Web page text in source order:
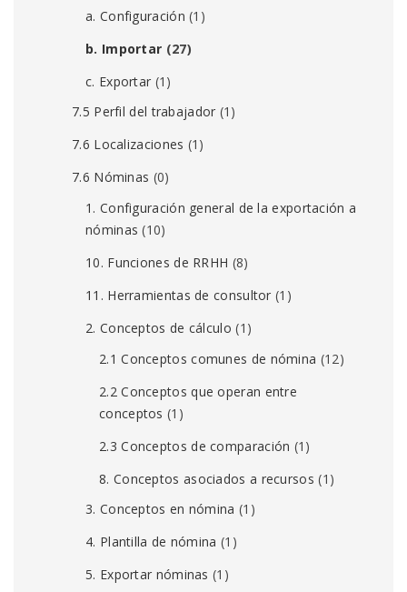
a. Configuración (1)
b. Importar (27)
c. Exportar (1)
7.5 Perfil del trabajador (1)
7.6 Localizaciones (1)
7.6 Nóminas (0)
1. Configuración general de la exportación a
nóminas (10)
10. Funciones de RRHH (8)
11. Herramientas de consultor (1)
2. Conceptos de cálculo (1)
2.1 Conceptos comunes de nómina (12)
2.2 Conceptos que operan entre
conceptos (1)
2.3 Conceptos de comparación (1)
8. Conceptos asociados a recursos (1)
3. Conceptos en nómina (1)
4. Plantilla de nómina (1)
5. Exportar nóminas (1)